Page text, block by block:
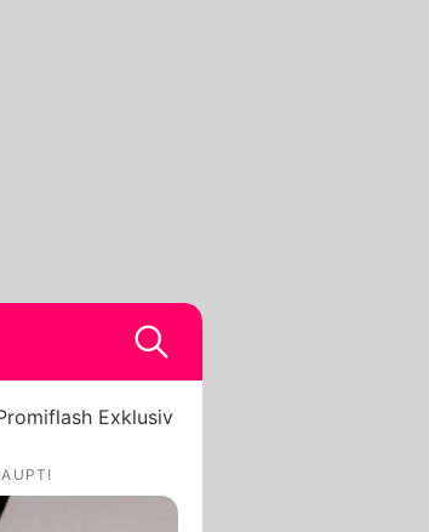
Exklusiv